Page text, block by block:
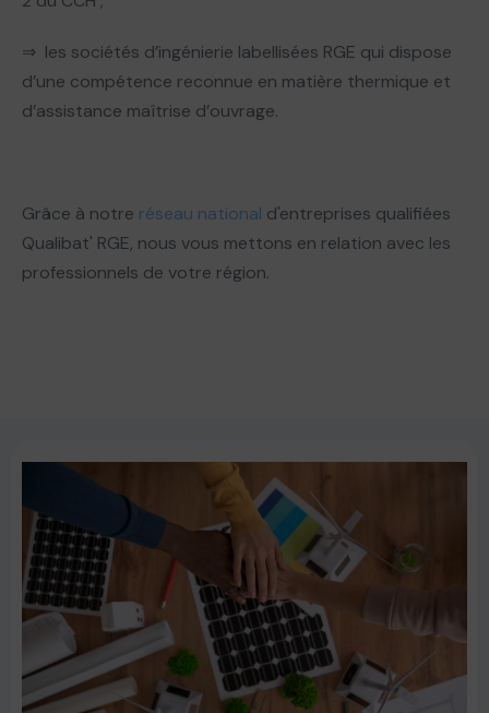
⇒ les sociétés d’ingénierie labellisées RGE qui dispose
d’une compétence reconnue en matière thermique et
d’assistance maîtrise d’ouvrage.
Grâce à notre réseau national d'entreprises qualifiées
Qualibat' RGE, nous vous mettons en relation avec les
professionnels de votre région.